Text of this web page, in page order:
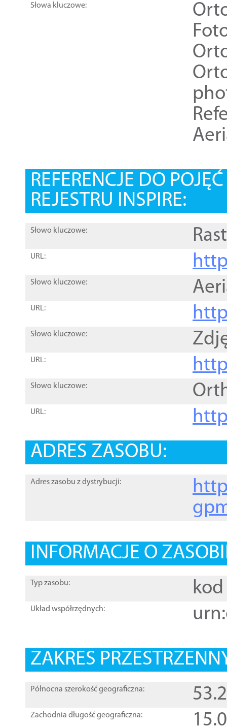
Słowa kluczowe:
REFERENCJE DO
REJESTRU INSPIRE:
Słowo kluczowe:
URL:
Słowo kluczowe:
URL:
Słowo kluczowe:
URL:
Słowo kluczowe:
URL:
ADRES ZASOBU:
Adres zasobu z dystrybucji:
INFORMACJE O
Typ zasobu: kod
Układ współrzędnych:
ZAKRES
Północna szerokość geograficzna:
Zachodnia długość geograficzna: